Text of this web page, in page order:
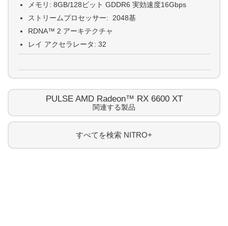
メモリ: 8GB/128ビット GDDR6 実効速度16Gbps
ス トリームプロセッサー: 2048基
RDNA™ 2 アーキテクチャ
レイ アクセラレータ: 32
PULSE AMD Radeon™ RX 6600 XT
関連する製品
すべてを検索 NITRO+